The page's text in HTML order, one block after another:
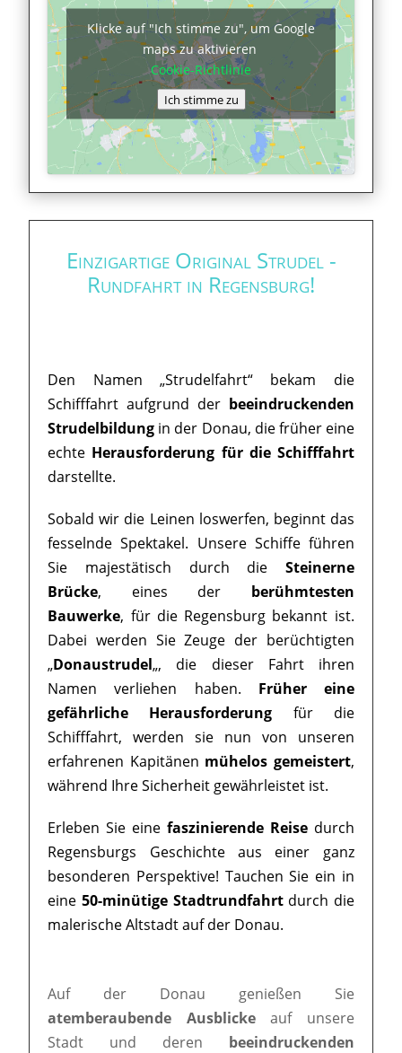
Klicke auf "Ich stimme zu", um Google
maps zu aktivieren
Cookie-Richtlinie
Ich stimme zu
Einzigartige Original Strudel -
Rundfahrt in Regensburg!
Den Namen „Strudelfahrt“ bekam die
Schifffahrt aufgrund der beeindruckenden
Strudelbildung in der Donau, die früher eine
echte Herausforderung für die Schifffahrt
darstellte.
Sobald wir die Leinen loswerfen, beginnt das
fesselnde Spektakel. Unsere Schiffe führen
Sie majestätisch durch die Steinerne
Brücke, eines der berühmtesten
Bauwerke, für die Regensburg bekannt ist.
Dabei werden Sie Zeuge der berüchtigten
„Donaustrudel„, die dieser Fahrt ihren
Namen verliehen haben. Früher eine
gefährliche Herausforderung für die
Schifffahrt, werden sie nun von unseren
erfahrenen Kapitänen mühelos gemeistert,
während Ihre Sicherheit gewährleistet ist.
Erleben Sie eine faszinierende Reisedurch
Regensburgs Geschichte aus einer ganz
besonderen Perspektive! Tauchen Sie ein in
eine 50-minütige Stadtrundfahrtdurch die
malerische Altstadt auf der Donau.
Auf der Donau genießen Sie
atemberaubende Ausblickeauf unsere
Stadt und deren beeindruckenden